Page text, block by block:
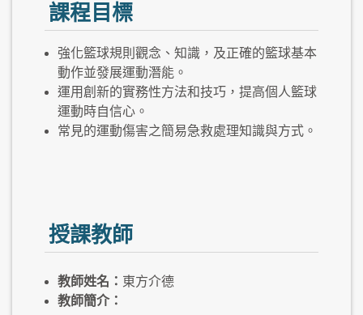
課程目標
強化籃球規則觀念、知識，及正確的籃球基本
動作並發展運動潛能。
運用創新的實務性方法和技巧，提高個人籃球
運動時自信心。
常見的運動傷害之簡易急救處理知識與方式。
授課教師
教師姓名： 東方介德
教師簡介：